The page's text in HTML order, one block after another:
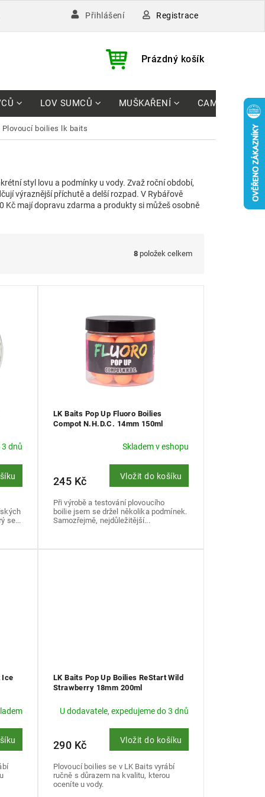
Přihlášení Registrace
NÁKUPNÍ
Prázdný košík
LOV SUMCŮ MUŠKAŘENÍ CAMPING
plovoucí boilies lk baits
styl lovu a podmínky u vody. Zvaž roční období,
výraznější příchutě a delší rozpad. V Rybářově
Kč mají dopravu zdarma a produkty si můžeš osobně
8 položek celkem
3 dnů
se...
LK Baits Pop Up Fluoro Boilies
Compot N.H.D.C. 14mm 150ml
Skladem v eshopu
245 Kč Vložit do košíku
Při výrobě a testování plovoucího
boilie jsem se držel několika podmínek.
Samozřejmě, nejdůležitější...
Ice
LK Baits Pop Up Boilies ReStart Wild
Strawberry 18mm 200ml
U dodavatele, expedujeme do 3 dnů
290 Kč Vložit do košíku
Plovoucí boilies se v LK Baits vyrábí
ručně s důrazem na kvalitu, kterou
oceníte u vody.